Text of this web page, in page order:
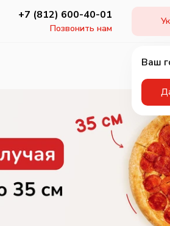
+7 (812) 600-40-01
Позвонить нам
Ваш